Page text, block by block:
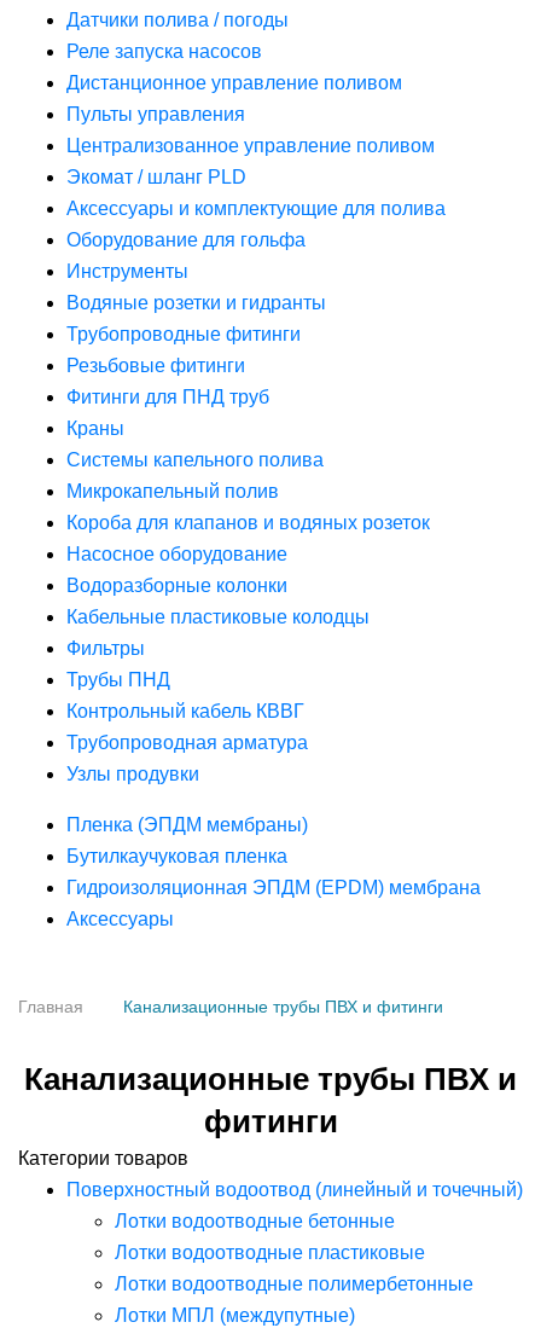
Датчики полива / погоды
Реле запуска насосов
Дистанционное управление поливом
Пульты управления
Централизованное управление поливом
Экомат / шланг PLD
Аксессуары и комплектующие для полива
Оборудование для гольфа
Инструменты
Водяные розетки и гидранты
Трубопроводные фитинги
Резьбовые фитинги
Фитинги для ПНД труб
Краны
Системы капельного полива
Микрокапельный полив
Короба для клапанов и водяных розеток
Насосное оборудование
Водоразборные колонки
Кабельные пластиковые колодцы
Фильтры
Трубы ПНД
Контрольный кабель КВВГ
Трубопроводная арматура
Узлы продувки
Пленка (ЭПДМ мембраны)
Бутилкаучуковая пленка
Гидроизоляционная ЭПДМ (EPDM) мембрана
Аксессуары
Главная Канализационные трубы ПВХ и фитинги
Канализационные трубы ПВХ и
фитинги
Категории товаров
Поверхностный водоотвод (линейный и точечный)
Лотки водоотводные бетонные
Лотки водоотводные пластиковые
Лотки водоотводные полимербетонные
Лотки МПЛ (междупутные)